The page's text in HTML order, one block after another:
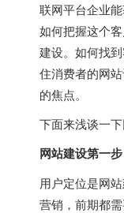
联网平台企业
如何把握这个
建设。如何找
住消费者的网
的焦点。
下面来浅谈一
网站建设第一
用户定位是网
营销，前期都